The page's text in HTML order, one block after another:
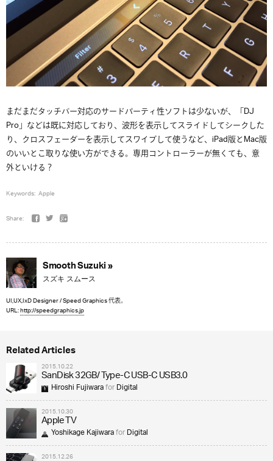
まだまだタッチバー対応のサードパーティ性ソフトは少ないが、「DJ
Pro」などは既に対応しており、波形を表示してスライドしてシークした
り、クロスフェーダーを表示してスワイプして使うなど、iPad版とMac版
のいいとこ取りな使い方ができる。専用コントローラーが無くても、意
外といける？
Keywords: Apple
Share:
Smooth Suzuki »
スズキ スムース
UI,UX,IxD Designer / Speed Graphics 代表。
URL:http://speedgraphics.jp
Related Articles
2015.10.22
SanDisk 32GB/ Type-C USB-C USB3.0
Hiroshi FujiwaraforDigital
2015.10.30
Apple TV
Yoshikage KajiwaraforDigital
2015.12.26